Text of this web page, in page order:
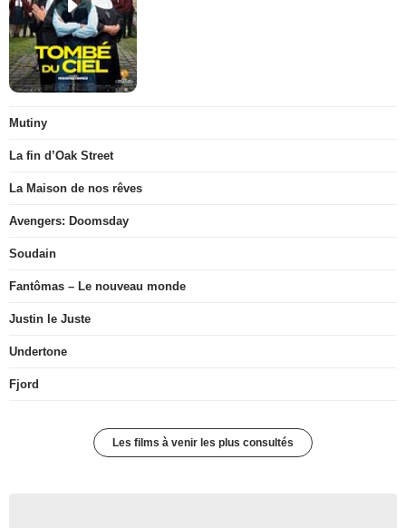
Mutiny
La fin d’Oak Street
La Maison de nos rêves
Avengers: Doomsday
Soudain
Fantômas – Le nouveau monde
Justin le Juste
Undertone
Fjord
Les films à venir les plus consultés